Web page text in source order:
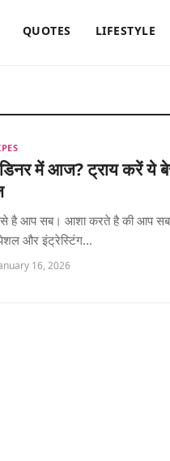
QUOTES LIFESTYLE
डिनर में आज? ट्राय करें ये
कैसे है आप सब। आशा करते है की आप
और इंट्रेस्टिंग...
16, 2026